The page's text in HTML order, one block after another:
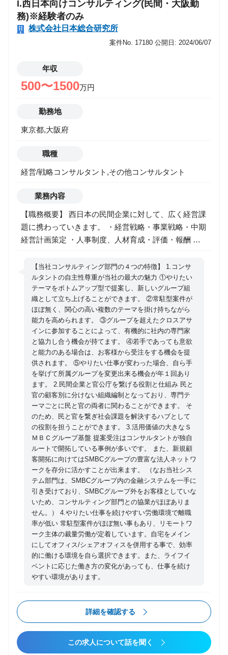
I.西日本向けコンサルティング(民間・大阪勤
務)※経験者のみ
株式会社日本総合研究所
案件No. 17180 公開日: 2024/06/07
年収
500〜1500万円
勤務地
東京都,大阪府
職種
経営/戦略コンサルタント,その他コンサルタント
業務内容
【職務概要】 西日本の民間企業に対して、広く経営課
題に携わっていきます。 ・経営戦略・事業戦略・中期
経営計画策定 ・人事制度、人材育成・評価・報酬 ・
土改革 ・生産性向上・業務改革 ・働き方改革 ・コー
ポレートガバナンス ・事業・技術等の領域拡張及び事
業開発 ・経営承継/コア人材育成 ・地域金融機関改革
【当社コンサルティング部門の４つの特徴】 1.コンサ
ルタントの自主性尊重が当社の最大の魅力 ①やりたい
テーマをボトムアップ型で提案し、新しいグループ組
織として立ち上げることができます。 ②常駐型案件が
ほぼ無く、関心の高い複数のテーマを掛け持ちながら
能力を高められます。 ③グループを超えたクロスアサ
インに参加することによって、有機的に社内の専門家
と協力し合う機会が持てます。 ④若手であっても意欲
と能力のある場合は、お客様から受注をする機会を提
供されます。 ⑤やりたい仕事が変わった場合、自ら手
を挙げて所属グループを変更出来る機会が年１回あり
ます。 2.民間企業と官公庁を繋げる役割と仕組み 民と
官の顧客別に分けない組織編制となっており、専門テ
ーマごとに民と官の両者に関わることができます。 そ
のため、民と官を繋ぎ社会課題を解決するハブとして
の役割を担うことができます。 3.活用価値の大きなＳ
ＭＢＣグループ基盤 提案受注はコンサルタントが独自
ルートで開拓している事例が多いです。 また、新規顧
客開拓に向けてはSMBCグループの豊富な法人ネットワ
ークを存分に活かすことが出来ます。 （なお当社シス
テム部門は、SMBCグループ内の金融システムを一手に
引き受けており、SMBCグループ外をお客様としていな
いため、コンサルティング部門との協業がほぼありま
せん。） 4.やりたい仕事を続けやすい労働環境で離職
率が低い 常駐型案件がほぼ無い事もあり、リモートワ
ーク主体の裁量労働が定着しています。自宅をメイン
にしてオフィス/シェアオフィスを併用する事で、効率
的に働ける環境を自ら選択できます。また、ライフイ
ベントに応じた働き方の変化があっても、仕事を続け
やすい環境があります。
詳細を確認する
この求人について話を聞く